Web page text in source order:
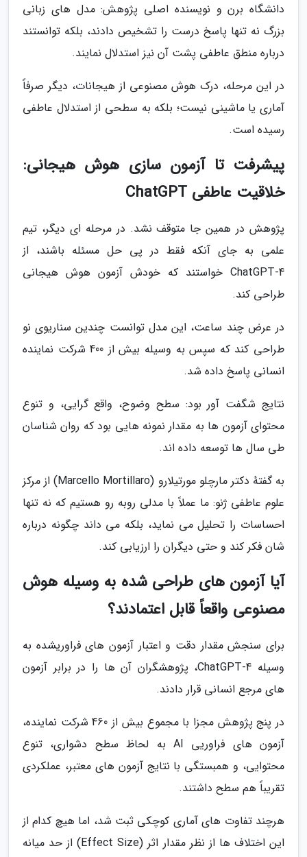
دانشگاه برن و نویسنده اصلی پژوهش: مدل های زبانی
بزرگ نه تنها پاسخ درست را تشخیص دادند، بلکه توانستند
درباره منطق عاطفی پشت آن نیز استدلال نمایند.
در این مرحله، درک هوش مصنوعی از هیجانات، دیگر صرفاً
آماری یا ماشینی نیست؛ بلکه به سطحی از استدلال عاطفی
رسیده است.
پیشرفت تا آزمون سازی هوش هیجانی:
خلاقیت عاطفی ChatGPT
پژوهش در همین جا متوقف نشد. در مرحله ای دیگر، تیم
علمی به جای آنکه فقط در پی حل مسئله باشند، از
ChatGPT-4 خواستند که خودش آزمون هوش هیجانی
طراحی کند.
در عرض چند ساعت، این مدل توانست چندین سناریوی نو
طراحی کند که سپس به وسیله بیش از 400 شرکت نماینده
انسانی پاسخ داده شد.
نتایج شگفت آور بود: سطح وضوح، واقع گرایی، و تنوع
محتوای آزمون ها به مقدار نمونه هایی بود که روان شناسان
طی سال ها توسعه داده اند.
به گفتهٔ دکتر مارچلو مورتیلارو (Marcello Mortillaro) از مرکز
علوم عاطفی ژنو: ما عملاً با مدلی روبه رو هستیم که نه تنها
احساسات را تحلیل می نماید، بلکه می داند چگونه درباره
شان فکر کند و حتی دیگران را ارزیابی کند.
آیا آزمون های طراحی شده به وسیله هوش
مصنوعی واقعاً قابل اعتمادند؟
برای سنجش مقدار دقت و اعتبار آزمون های فراوریشده به
وسیله ChatGPT-4، پژوهشگران آن ها را در برابر آزمون
های مرجع انسانی قرار دادند.
در پنج پژوهش مجزا با مجموع بیش از 460 شرکت نماینده،
آزمون های فراوریی AI به لحاظ سطح دشواری، تنوع
محتوایی، و همبستگی با نتایج آزمون های معتبر، عملکردی
تقریباً هم سطح داشتند.
هرچند تفاوت های آماری کوچکی ثبت شد، اما هیچ کدام از
این اختلاف ها از نظر مقدار اثر (Effect Size) از حد میانه